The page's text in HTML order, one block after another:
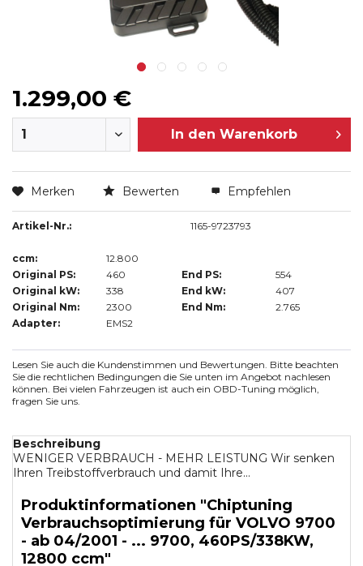
1.299,00 €
In den Warenkorb
Merken Bewerten Empfehlen
Artikel-Nr.: 1165-9723793
ccm:
12.800
Original PS:
460 End PS:
554
Original kW:
338 End kW:
407
Original Nm:
2300 End Nm:
2.765
Adapter:
EMS2
Lesen Sie auch die Kundenstimmen und Bewertungen. Bitte beachten
Sie die rechtlichen Bedingungen die Sie unten im Angebot nachlesen
können. Bei vielen Fahrzeugen ist auch ein OBD-Tuning möglich,
fragen Sie uns.
Beschreibung
WENIGER VERBRAUCH - MEHR LEISTUNG Wir senken
Ihren Treibstoffverbrauch und damit Ihre...
Produktinformationen "Chiptuning
Verbrauchsoptimierung für VOLVO 9700
- ab 04/2001 - ... 9700, 460PS/338KW,
12800 ccm"